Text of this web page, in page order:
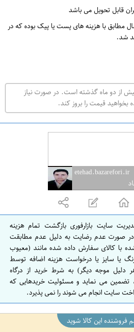
ر
ت
ه
ر
ا
ص
ف
ه
ن
ا
ص
ف
ه
ا
ن
قابل تحویل می باشد
مطابق با هزینه های پست یا پیک بوده که در
شد.
بیش از دو ماه گذشته است. در صورت نیاز
بخواهید قیمت را بروز کند.
etehad.bazarefori.ir
سایت بازارفوری بازگشت تمام هزینه
در صورت عدم رضایت به دلیل عدم مطابقت
با کالای سفارش داده شده مانند (معیوب
یا سایز یا درخواست هزینه اضافه توسط
دلیل موجه دیگر) به شرط خرید از درگاه
می نماید و مسئولیت خریدهایی که
سایت انجام می شوند را نمی پذیرد.
فروشنده این کالا شوید